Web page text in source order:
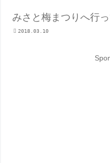
みさと梅まつりへ行
2018.03.10